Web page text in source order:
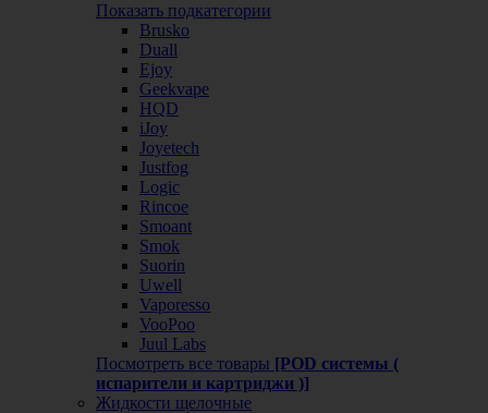
Показать подкатегории
Brusko
Duall
Ejoy
Geekvape
HQD
iJoy
Joyetech
Justfog
Logic
Rincoe
Smoant
Smok
Suorin
Uwell
Vaporesso
VooPoo
Juul Labs
Посмотреть все товары [POD системы (
испарители и картриджи )]
Жидкости щелочные